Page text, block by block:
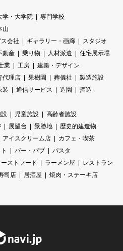
学・大学院
専門学校
山
ス会社 ギャラリー・画廊
スタジオ
動産 乗り物 人材派遣
住宅展示場
業 工房
建築・デザイン
代理店 果樹園 葬儀社
製造施設
装 通信サービス 造園
酒造
児童施設
高齢者施設
展望台 景勝地
歴史的建造物
アイスクリーム店
カフェ・喫茶
バー・パブ
パスタ
ーストフード ラーメン屋
レストラン
司店 居酒屋
焼肉・ステーキ店